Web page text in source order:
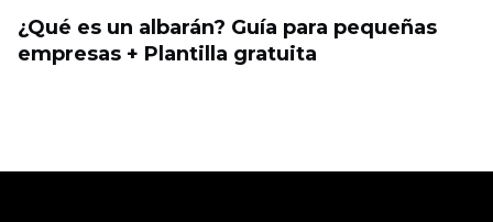
¿Qué es un albarán? Guía para pequeñas
empresas + Plantilla gratuita